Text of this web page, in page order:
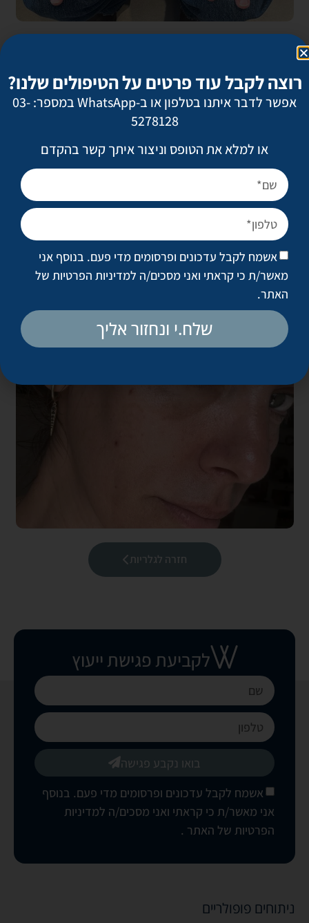
חזרה לגלריות
לקביעת פגישת ייעוץ
אשמח לקבל עדכונים ופרסומים מדי פעם. בנוסף
אני מאשר/ת כי קראתי ואני מסכים/ה למדיניות
הפרטיות של האתר .
בואו נקבע פגישה
ניתוחים פופולריים
רוצה לקבל עוד פרטים על הטיפולים שלנו?
אפשר לדבר איתנו בטלפון או ב-WhatsApp במספר: 03-
5278128
או למלא את הטופס וניצור איתך קשר בהקדם
אשמח לקבל עדכונים ופרסומים מדי פעם. בנוסף אני
מאשר/ת כי קראתי ואני מסכים/ה למדיניות הפרטיות של
האתר.
שלח.י ונחזור אליך